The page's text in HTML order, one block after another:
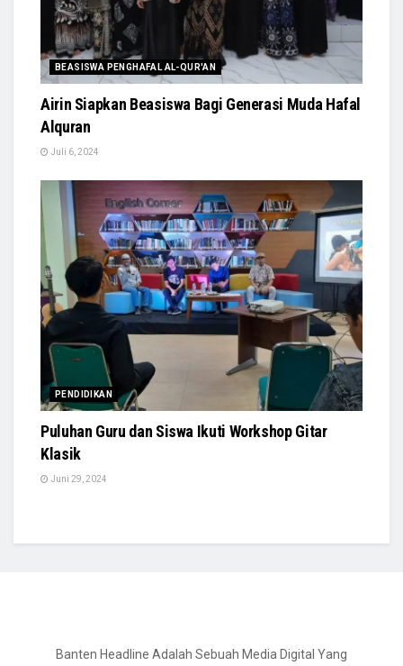
BEASISWA PENGHAFAL AL-QUR'AN
Airin Siapkan Beasiswa Bagi Generasi Muda Hafal
Alquran
Juli 6, 2024
PENDIDIKAN
Puluhan Guru dan Siswa Ikuti Workshop Gitar
Klasik
Juni 29, 2024
Banten Headline Adalah Sebuah Media Digital Yang